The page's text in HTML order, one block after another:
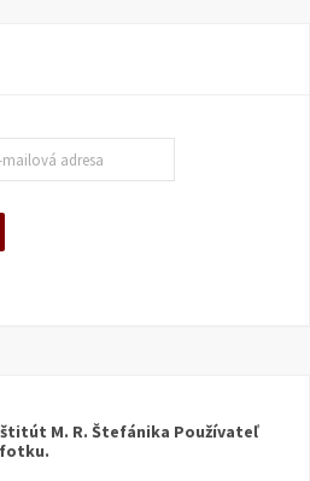
M. R. Štefánika Používateľ